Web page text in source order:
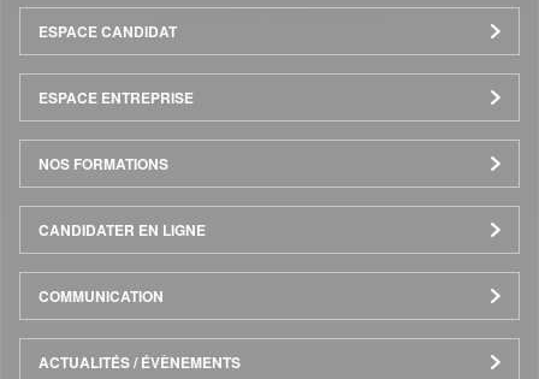
Menu
Pied
de
page
ESPACE CANDIDAT
ESPACE ENTREPRISE
NOS FORMATIONS
CANDIDATER EN LIGNE
COMMUNICATION
ACTUALITÉS / ÉVÈNEMENTS